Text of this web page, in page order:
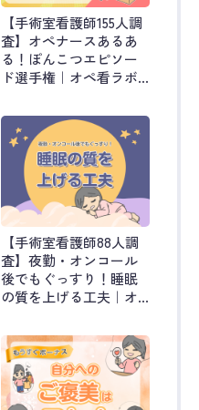
【手術室看護師155人調
査】オペナースあるあ
る！ぽんこつエピソー
ド選手権｜オペ看ラボ
【手術室看護師88人調
査】夜勤・オンコール
後でもぐっすり！睡眠
の質を上げる工夫｜オ